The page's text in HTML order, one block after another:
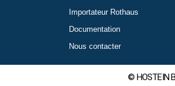
Importateur Rothaus
Documentation
Nous contacter
© HOSTEIN